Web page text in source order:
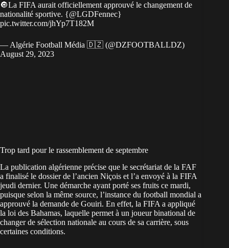
🔘La FIFA aurait officiellement approuvé le changement de
nationalité sportive. {@LGDFennec}
pic.twitter.com/jhYp7T182M
— Algérie Football Média 🇩🇿 (@DZFOOTBALLDZ)
August 29, 2023
Trop tard pour le rassemblement de septembre
La publication algérienne précise que le secrétariat de la FAF
a finalisé le dossier de l’ancien Niçois et l’a envoyé à la FIFA
jeudi dernier. Une démarche ayant porté ses fruits ce mardi,
puisque selon la même source, l’instance du football mondial a
approuvé la demande de Gouiri. En effet, la FIFA a appliqué
la loi des Bahamas, laquelle permet à un joueur binational de
changer de sélection nationale au cours de sa carrière, sous
certaines conditions.